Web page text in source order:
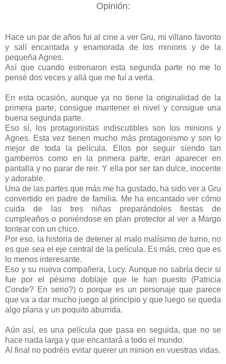
Opinión:
Hace un par de años fui al cine a ver Gru, mi villano favorito
y salí encantada y enamorada de los minions y de la
pequeña Agnes.
Así que cuando estrenaron esta segunda parte no me lo
pensé dos veces y allá que me fuí a verla.
En esta ocasión, aunque ya no tiene la originalidad de la
primera parte, consigue mantener el nivel y consigue una
buena segunda parte.
Eso sí, los protagonistas indiscutibles son los minions y
Agnes. Esta vez tienen mucho más protagonismo y son lo
mejor de toda la película. Ellos por seguir siendo tan
gamberros como en la primera parte, eran aparecer en
pantalla y no parar de reir. Y ella por ser tan dulce, inocente
y adorable.
Una de las partes que más me ha gustado, ha sido ver a Gru
convertido en padre de familia. Me ha encantado ver cómo
cuida de las tres niñas preparándoles fiestas de
cumpleaños o poniéndose en plan protector al ver a Margo
tontear con un chico.
Por eso, la historia de detener al malo malísimo de turno, no
es que sea el eje central de la película. Es más, creo que es
lo menos interesante.
Eso y su nueva compañera, Lucy. Aunque no sabría decir si
fue por el pésimo doblaje que le han puesto (Patricia
Conde? En serio?) o porque es un personaje que parece
que va a dar mucho juego al principio y que luego se queda
algo plana y un poquito aburrida.
Aún así, es una película que pasa en seguida, que no se
hace nada larga y que encantará a todo el mundo.
Al final no podréis evitar querer un minion en vuestras vidas.